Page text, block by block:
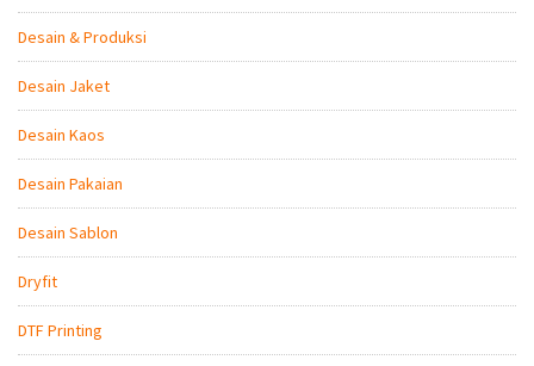
Desain & Produksi
Desain Jaket
Desain Kaos
Desain Pakaian
Desain Sablon
Dryfit
DTF Printing